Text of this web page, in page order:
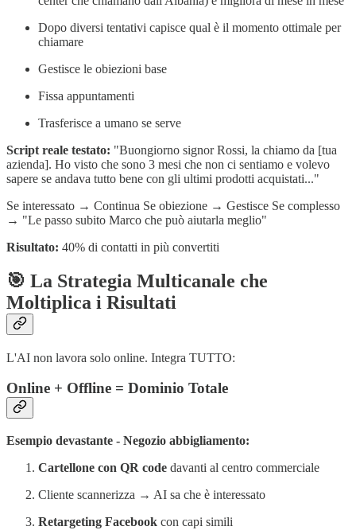
Dopo diversi tentativi capisce qual è il momento ottimale per
chiamare
Gestisce le obiezioni base
Fissa appuntamenti
Trasferisce a umano se serve
Script reale testato: "Buongiorno signor Rossi, la chiamo da [tua
azienda]. Ho visto che sono 3 mesi che non ci sentiamo e volevo
sapere se andava tutto bene con gli ultimi prodotti acquistati..."
Se interessato → Continua Se obiezione → Gestisce Se complesso
→ "Le passo subito Marco che può aiutarla meglio"
Risultato: 40% di contatti in più convertiti
🎯 La Strategia Multicanale che
Moltiplica i Risultati
L'AI non lavora solo online. Integra TUTTO:
Online + Offline = Dominio Totale
Esempio devastante - Negozio abbigliamento:
Cartellone con QR code davanti al centro commerciale
Cliente scannerizza → AI sa che è interessato
Retargeting Facebook con capi simili